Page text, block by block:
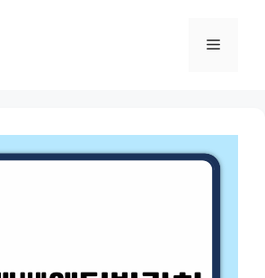
Menu